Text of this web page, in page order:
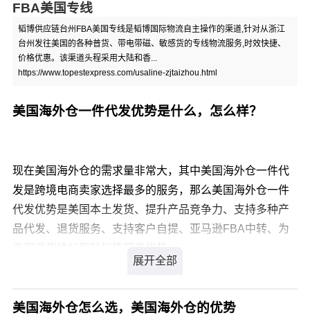
FBA美国专线
韬博供应链台州FBA美国专线是韬博国际物流自主操作的渠道,针对从浙江
台州发往美国的各种普货、带电带磁、敏感货的专线物流服务,时效快捷、
价格优惠。该渠道头程采用大陆和香...
https://www.topestexpress.com/usaline-zjtaizhou.html
美国海外仓一件代发优势是什么，怎么样？
现在美国海外仓的需求量非常大，其中美国海外仓一件代
发是跨境电商卖家选择最多的服务，那么美国海外仓一件
代发优势是美国本土发货、提升产品竞争力、支持多种产
品代发、退货服务、支持客户自提、亚马逊FBA中转、为
美国海外仓一件代发优势： 1、美国本土发货
对于跨境电商卖家来说，运输时效快，可以提升买家的购
物体验，减少退货率的发生，而且美国本土发货地址，也
美国海外仓怎么选，美国海外仓的优势